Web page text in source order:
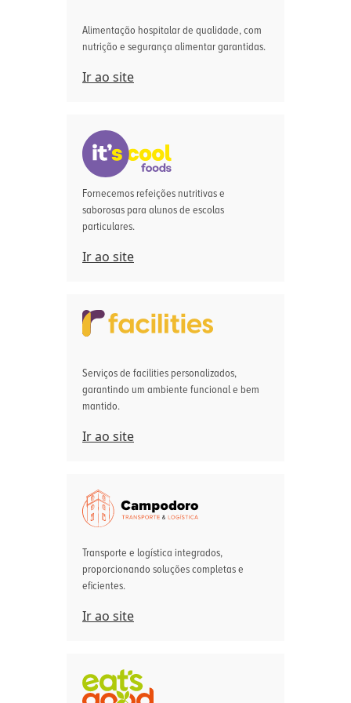
Alimentação hospitalar de qualidade, com
nutrição e segurança alimentar garantidas.
Ir ao site
Fornecemos refeições nutritivas e
saborosas para alunos de escolas
particulares.
Ir ao site
Serviços de facilities personalizados,
garantindo um ambiente funcional e bem
mantido.
Ir ao site
Transporte e logística integrados,
proporcionando soluções completas e
eficientes.
Ir ao site